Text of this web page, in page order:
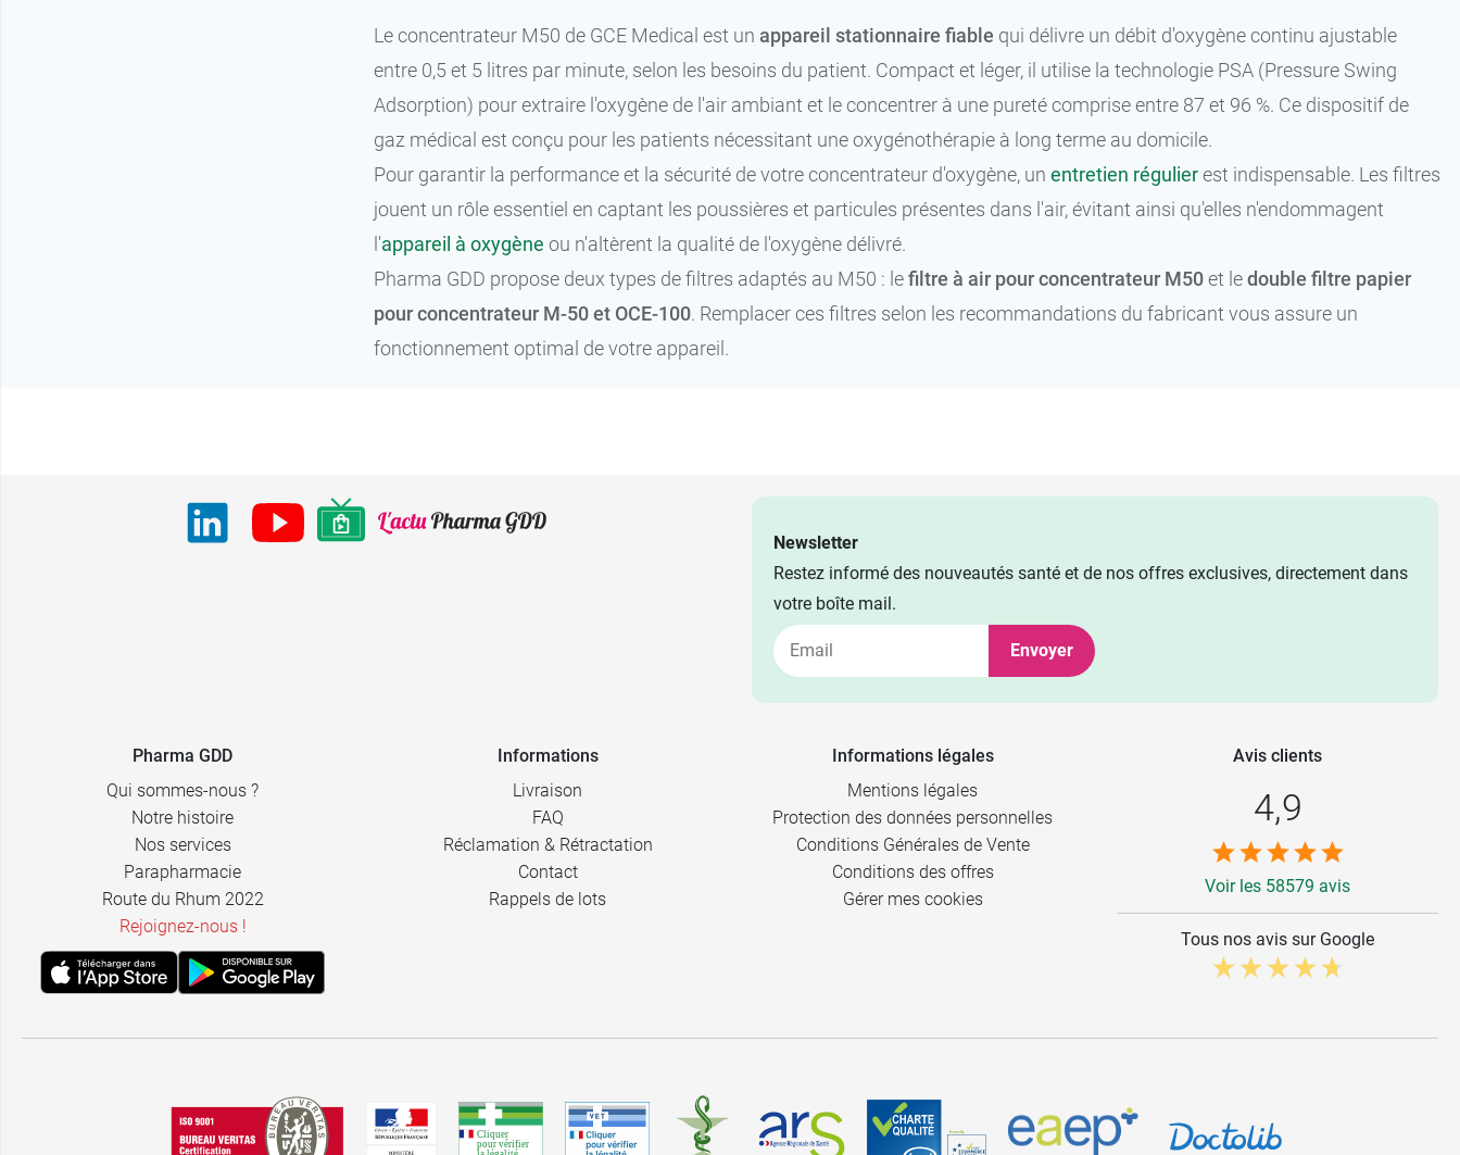
Le concentrateur M50 de GCE Medical est un appareil stationnaire fiable qui délivre un débit d'oxygène continu ajustable
entre 0,5 et 5 litres par minute, selon les besoins du patient. Compact et léger, il utilise la technologie PSA (Pressure Swing
Adsorption) pour extraire l'oxygène de l'air ambiant et le concentrer à une pureté comprise entre 87 et 96 %. Ce dispositif de
gaz médical est conçu pour les patients nécessitant une oxygénothérapie à long terme au domicile.
Pour garantir la performance et la sécurité de votre concentrateur d'oxygène, un entretien régulierest indispensable. Les filtres
jouent un rôle essentiel en captant les poussières et particules présentes dans l'air, évitant ainsi qu'elles n'endommagent
l'appareil à oxygène ou n'altèrent la qualité de l'oxygène délivré.
Pharma GDD propose deux types de filtres adaptés au M50 : lefiltre à air pour concentrateur M50et ledouble filtre papier
pour concentrateur M-50 et OCE-100. Remplacer ces filtres selon les recommandations du fabricant vous assure un
fonctionnement optimal de votre appareil.
Newsletter
Restez informé des nouveautés santé et de nos offres exclusives, directement dans
votre boîte mail.
Envoyer
Pharma GDD
Qui sommes-nous ?
Notre histoire
Nos services
Parapharmacie
Route du Rhum 2022
Rejoignez-nous !
Informations
Livraison
FAQ
Réclamation & Rétractation
Contact
Rappels de lots
Informations légales
Mentions légales
Protection des données personnelles
Conditions Générales de Vente
Conditions des offres
Gérer mes cookies
Avis clients
4,9
Voir les 58579 avis
Tous nos avis sur Google